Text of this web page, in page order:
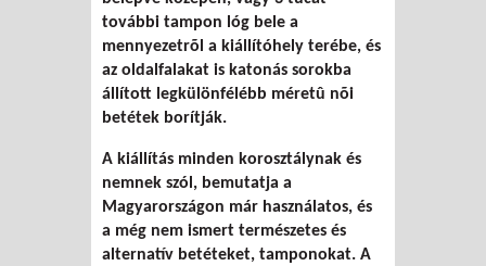
további tampon lóg bele a
mennyezetrõl a kiállítóhely terébe, és
az oldalfalakat is katonás sorokba
állított legkülönfélébb méretû nõi
betétek borítják.
A kiállítás minden korosztálynak és
nemnek szól, bemutatja a
Magyarországon már használatos, és
a még nem ismert természetes és
alternatív betéteket, tamponokat. A